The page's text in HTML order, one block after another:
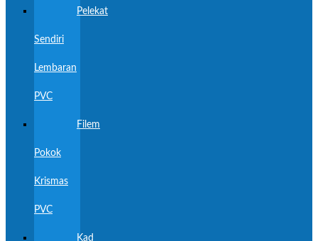
Pelekat
Sendiri
Lembaran
PVC
Filem
Pokok
Krismas
PVC
Kad